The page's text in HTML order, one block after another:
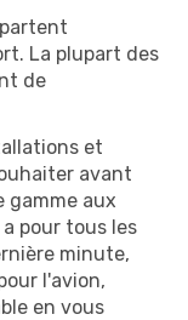
La plupart des
de
et
avant
gamme aux
pour tous les
minute,
l'avion,
en vous